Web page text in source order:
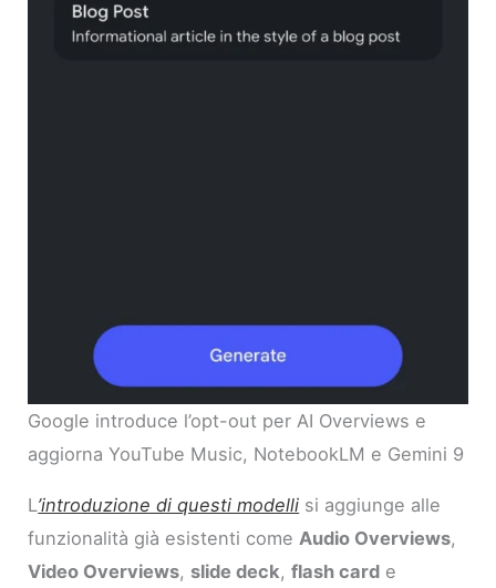
Google introduce l’opt-out per AI Overviews e
aggiorna YouTube Music, NotebookLM e Gemini 9
L’introduzione di questi modelli si aggiunge alle
funzionalità già esistenti come Audio Overviews,
Video Overviews, slide deck,flash card e